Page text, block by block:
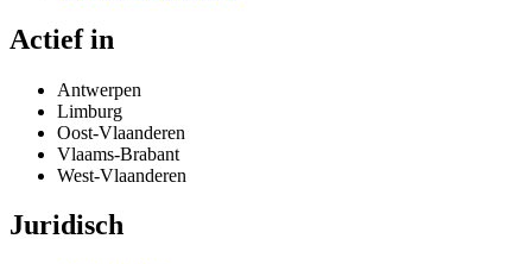
Actief in
Antwerpen
Limburg
Oost-Vlaanderen
Vlaams-Brabant
West-Vlaanderen
Juridisch